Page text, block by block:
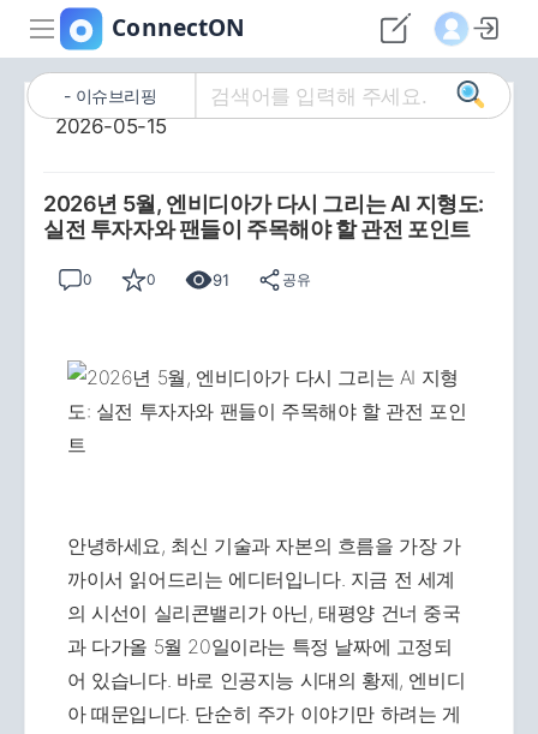
이슈브리핑
2026-05-15
2026년 5월, 엔비디아가 다시 그리는 AI 지형도:
실전 투자자와 팬들이 주목해야 할 관전 포인트
0 0 91 공유
안녕하세요, 최신 기술과 자본의 흐름을 가장 가
까이서 읽어드리는 에디터입니다. 지금 전 세계
의 시선이 실리콘밸리가 아닌, 태평양 건너 중국
과 다가올 5월 20일이라는 특정 날짜에 고정되
어 있습니다. 바로 인공지능 시대의 황제, 엔비디
아 때문입니다. 단순히 주가 이야기만 하려는 게